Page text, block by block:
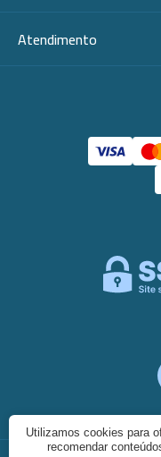
Atendimento
Utilizamos cookies para
recomendar